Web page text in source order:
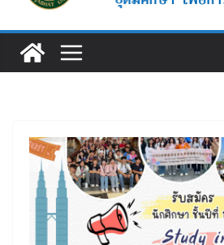
๑,๙๗๒ ชุด โดยวิธีเฉพาะเจาะจง
บำเพ็ญสาธารณกุศล 69